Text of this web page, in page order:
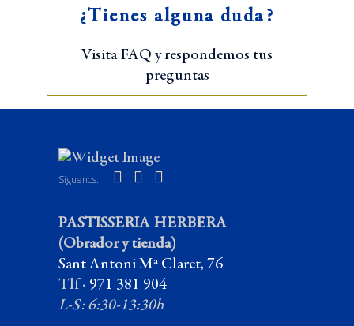
¿Tienes alguna duda?
Visita FAQ y respondemos tus
preguntas
Síguenos:
PASTISSERIA HERBERA
(Obrador y tienda)
Sant Antoni Mª Claret, 76
Tlf · 971 381 904
L-S: 6:30-13:30h